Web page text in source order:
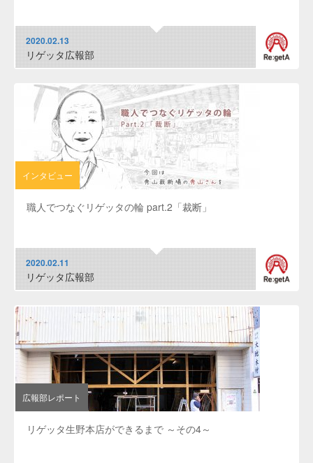
2020.02.13
リゲッタ広報部
インタビュー
職人でつなぐリゲッタの輪 part.2「裁断」
2020.02.11
リゲッタ広報部
広報部レポート
リゲッタ生野本店ができるまで ～その4～